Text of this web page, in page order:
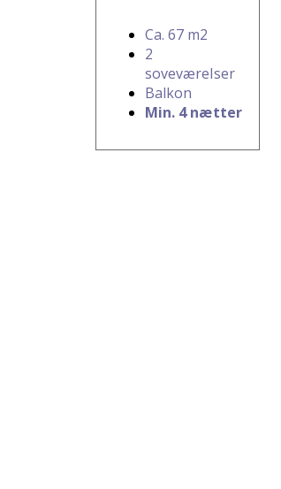
Ca. 67 m2
2
soveværelser
Balkon
Min. 4 nætter